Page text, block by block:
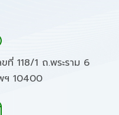
ที่ 118/1 ถ.พระราม 6
ฯ 10400